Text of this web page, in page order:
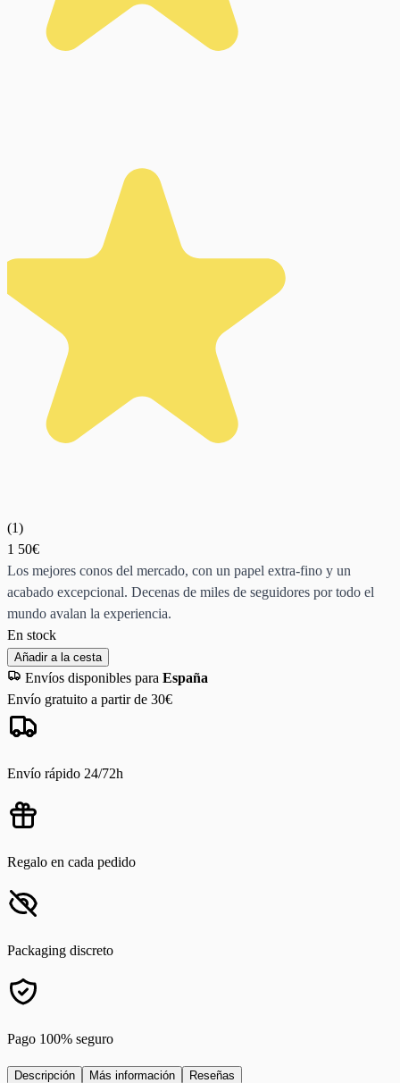
(1)
1 50€
Los mejores conos del mercado, con un papel extra-fino y un
acabado excepcional. Decenas de miles de seguidores por todo el
mundo avalan la experiencia.
En stock
Añadir a la cesta
Envíos disponibles para España
Envío gratuito a partir de 30€
Envío rápido 24/72h
Regalo en cada pedido
Packaging discreto
Pago 100% seguro
Descripción Más información Reseñas